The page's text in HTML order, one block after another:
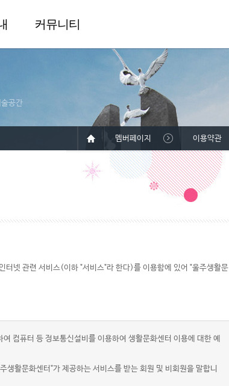
커뮤니티
공간
멤버페이지 이용약관
넷 관련 서비스(이하 "서비스"라 한다)를 이용함에 있어 "울주생활문
컴퓨터 등 정보통신설비를 이용하여 생활문화센터 이용에 대한 예
활문화센터"가 제공하는 서비스를 받는 회원 및 비회원을 말합니